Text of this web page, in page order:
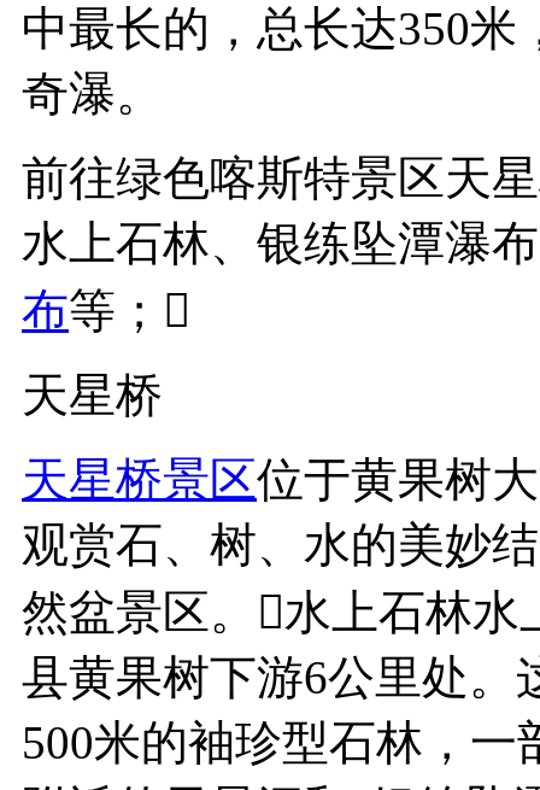
中最长的，总长达350
奇瀑。
前往绿色喀斯特景区天
水上石林、银练坠潭瀑
布等；
天星桥
天星桥景区位于黄果树
观赏石、树、水的美妙
然盆景区。水上石林
县黄果树下游6公里处。
500米的袖珍型石林，